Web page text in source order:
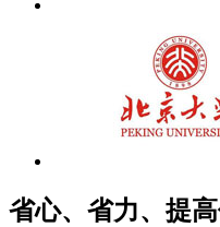
省心、省力、提